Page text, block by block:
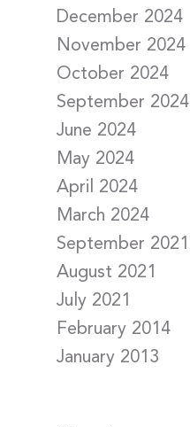
December 2024
November 2024
October 2024
September 2024
June 2024
May 2024
April 2024
March 2024
September 2021
August 2021
July 2021
February 2014
January 2013